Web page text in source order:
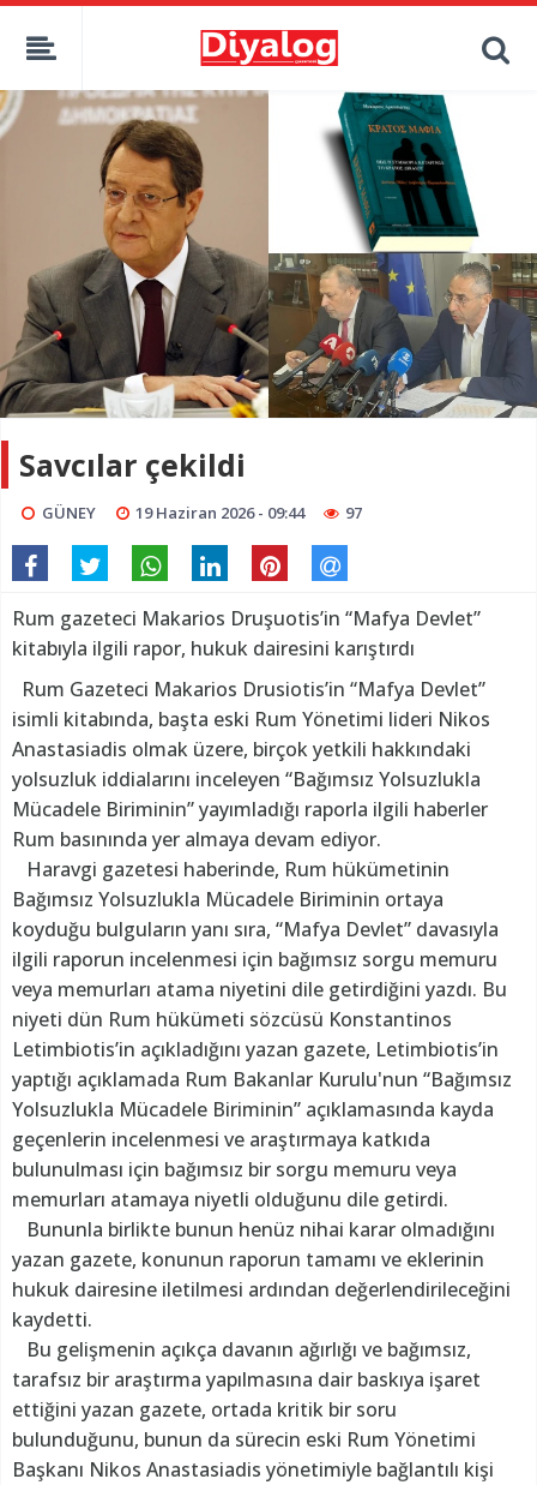
Savcılar çekildi
GÜNEY 19 Haziran 2026 - 09:44 97
Rum gazeteci Makarios Druşuotis’in “Mafya Devlet”
kitabıyla ilgili rapor, hukuk dairesini karıştırdı
Rum Gazeteci Makarios Drusiotis’in “Mafya Devlet”
isimli kitabında, başta eski Rum Yönetimi lideri Nikos
Anastasiadis olmak üzere, birçok yetkili hakkındaki
yolsuzluk iddialarını inceleyen “Bağımsız Yolsuzlukla
Mücadele Biriminin” yayımladığı raporla ilgili haberler
Rum basınında yer almaya devam ediyor.
Haravgi gazetesi haberinde, Rum hükümetinin
Bağımsız Yolsuzlukla Mücadele Biriminin ortaya
koyduğu bulguların yanı sıra, “Mafya Devlet” davasıyla
ilgili raporun incelenmesi için bağımsız sorgu memuru
veya memurları atama niyetini dile getirdiğini yazdı. Bu
niyeti dün Rum hükümeti sözcüsü Konstantinos
Letimbiotis’in açıkladığını yazan gazete, Letimbiotis’in
yaptığı açıklamada Rum Bakanlar Kurulu'nun “Bağımsız
Yolsuzlukla Mücadele Biriminin” açıklamasında kayda
geçenlerin incelenmesi ve araştırmaya katkıda
bulunulması için bağımsız bir sorgu memuru veya
memurları atamaya niyetli olduğunu dile getirdi.
Bununla birlikte bunun henüz nihai karar olmadığını
yazan gazete, konunun raporun tamamı ve eklerinin
hukuk dairesine iletilmesi ardından değerlendirileceğini
kaydetti.
Bu gelişmenin açıkça davanın ağırlığı ve bağımsız,
tarafsız bir araştırma yapılmasına dair baskıya işaret
ettiğini yazan gazete, ortada kritik bir soru
bulunduğunu, bunun da sürecin eski Rum Yönetimi
Başkanı Nikos Anastasiadis yönetimiyle bağlantılı kişi